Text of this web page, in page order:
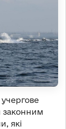
які